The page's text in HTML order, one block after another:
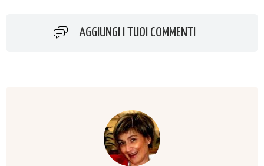
AGGIUNGI I TUOI COMMENTI